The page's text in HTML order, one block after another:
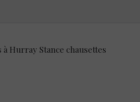
Hurray Stance chausettes